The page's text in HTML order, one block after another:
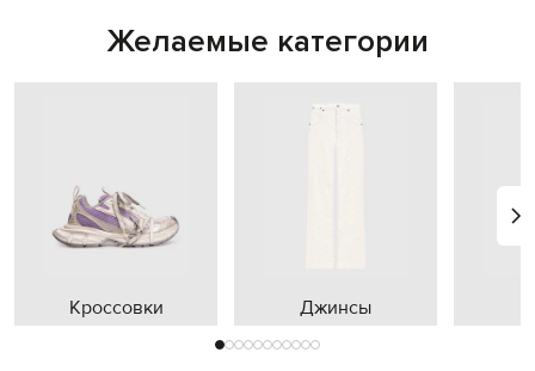
Желаемые категории
Кроссовки Джинсы